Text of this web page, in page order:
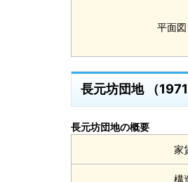
平面図
長元坊団地 （
長元坊団地の概要
家
構